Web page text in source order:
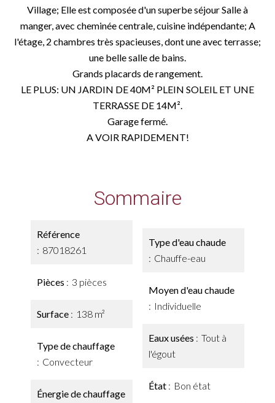
Village; Elle est composée d'un superbe séjour Salle à
manger, avec cheminée centrale, cuisine indépendante; A
l'étage, 2 chambres très spacieuses, dont une avec terrasse;
une belle salle de bains.
Grands placards de rangement.
LE PLUS: UN JARDIN DE 40M² PLEIN SOLEIL ET UNE
TERRASSE DE 14M².
Garage fermé.
A VOIR RAPIDEMENT!
Sommaire
Référence
87018261
Pièces 3 pièces
Surface 138 m²
Type de chauffage
Convecteur
Énergie de chauffage
Type d'eau chaude
Chauffe-eau
Moyen d'eau chaude
Individuelle
Eaux usées
Tout à
l'égout
État Bon état